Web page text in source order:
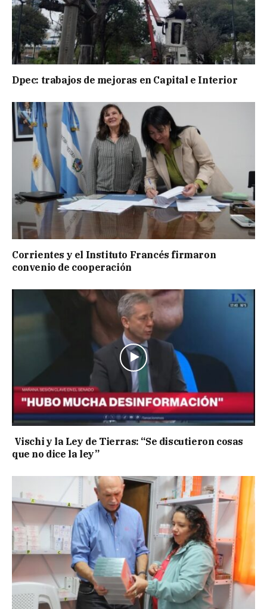
Dpec: trabajos de mejoras en Capital e Interior
Corrientes y el Instituto Francés firmaron
convenio de cooperación
Vischi y la Ley de Tierras: “Se discutieron cosas
que no dice la ley”